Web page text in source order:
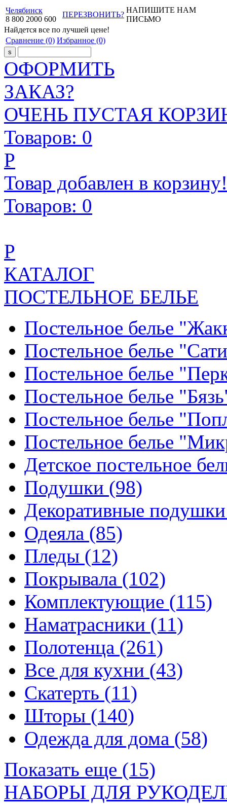
Челябинск
8 800 2000 600
ПЕРЕЗВОНИТЬ?
НАПИШИТЕ НАМ
ПИСЬМО
Найдется все по лучшей цене!
Сравнение (0) Избранное (0)
ОФОРМИТЬ
ЗАКАЗ?
ОЧЕНЬ ПУСТАЯ
Товаров: 0
Р
Товар добавлен в корзину!
Товаров: 0
Р
КАТАЛОГ
ПОСТЕЛЬНОЕ БЕЛЬЕ
Постельное белье
Постельное белье
Постельное белье
Постельное белье
Постельное белье
Постельное белье
Детское постельное
Подушки (98)
Декоративные
Одеяла (85)
Пледы (12)
Покрывала (102)
Комплектующие (115)
Наматрасники (11)
Полотенца (261)
Все для кухни (43)
Скатерть (11)
Шторы (140)
Одежда для дома (58)
Показать еще (15)
НАБОРЫ ДЛЯ